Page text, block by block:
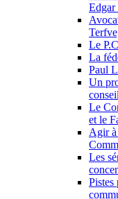
Edgar
Le
La
Paul
Un
Le
et le
Agir à
Les
Pistes